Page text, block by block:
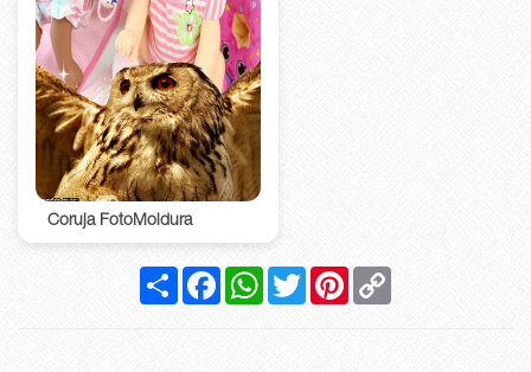
Coruja FotoMoldura
Compartilhar
FacebookWhatsApp
Twitter Pinterest